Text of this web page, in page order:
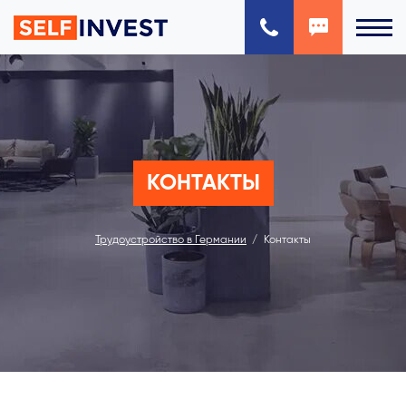
КОНТАКТЫ
Трудоустройство в Германии Контакты